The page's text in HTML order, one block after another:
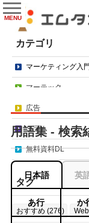
マーケティング入門
MENU
カテゴリ
マーケティング入門
マーテック
広告
コラム
無料資料DL
タグ
おすすめ (276)
用語集 - 検索
日本語 英
あ行 か